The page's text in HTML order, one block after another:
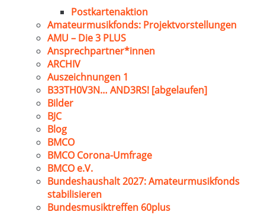
Postkartenaktion
Amateurmusikfonds: Projektvorstellungen
AMU – Die 3 PLUS
Ansprechpartner*innen
ARCHIV
Auszeichnungen 1
B33TH0V3N… AND3RS! [abgelaufen]
Bilder
BJC
Blog
BMCO
BMCO Corona-Umfrage
BMCO e.V.
Bundeshaushalt 2027: Amateurmusikfonds
stabilisieren
Bundesmusiktreffen 60plus